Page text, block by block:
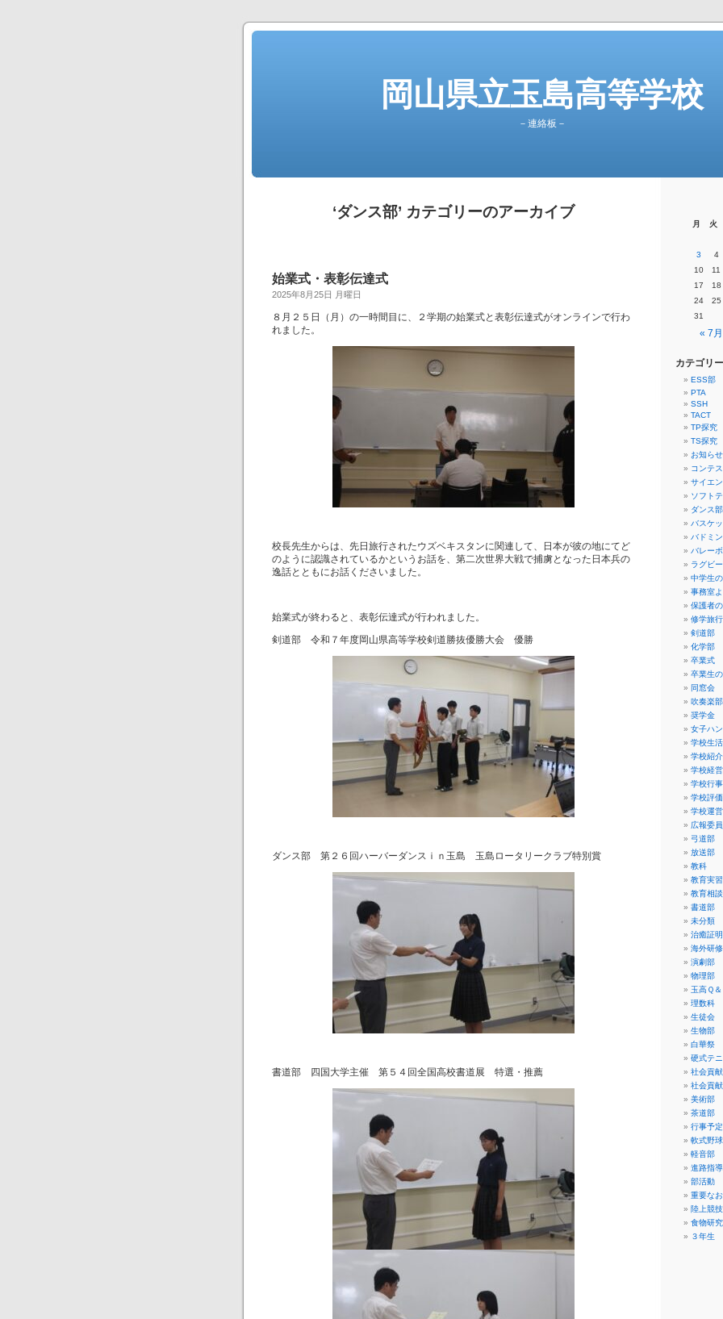
岡山県立玉島高等学校
－連絡板－
‘ダンス部’ カテゴリーのアーカイブ
始業式・表彰伝達式
2025年8月25日 月曜日
８月２５日（月）の一時間目に、２学期の始業式と表彰伝達式がオンラインで行わ
れました。
校長先生からは、先日旅行されたウズベキスタンに関連して、日本が彼の地にてど
のように認識されているかというお話を、第二次世界大戦で捕虜となった日本兵の
逸話とともにお話くださいました。
始業式が終わると、表彰伝達式が行われました。
剣道部 令和７年度岡山県高等学校剣道勝抜優勝大会 優勝
ダンス部 第２６回ハーバーダンスｉｎ玉島 玉島ロータリークラブ特別賞
書道部 四国大学主催 第５４回全国高校書道展 特選・推薦
月 火
« 7月
3
4
10
11
17
18
24
25
31
カテゴリー
ESS部
PTA
SSH
TACT
TP探究
TS探究
お知らせ
コンテ
サイエ
ソフト
ダンス部
バスケ
バドミ
バレー
ラグビ
中学生
事務室よ
保護者
修学旅行
剣道部
化学部
卒業式
卒業生
同窓会
吹奏楽部
奨学金
女子ハ
学校生活
学校紹
学校経
学校行事
学校評
学校運
広報委
弓道部
放送部
教科
教育実習
教育相
書道部
未分類
治癒証
海外研
演劇部
物理部
玉高Ｑ＆
理数科
生徒会
生物部
白華祭
硬式テ
社会貢
社会貢
美術部
茶道部
行事予定
軟式野
軽音部
進路指導
部活動
重要な
陸上競
食物研
３年生